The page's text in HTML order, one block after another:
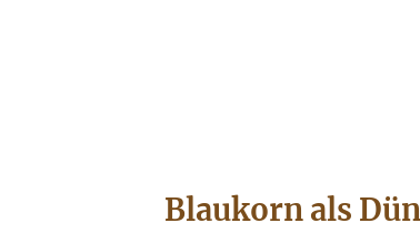
Blaukorn als